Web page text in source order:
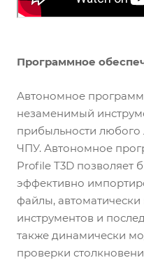
Программное
Автономное
незаменимый
прибыльности любого
ЧПУ. Автономное
Profile T3D позволяет
эффективно
файлы,
инструментов и
также динамически
проверки